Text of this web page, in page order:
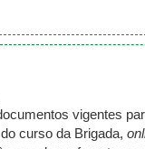
vigentes
curso da Brigada,